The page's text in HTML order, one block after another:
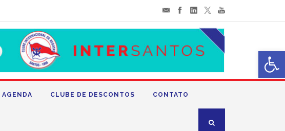
AGENDA CLUBE DE DESCONTOS CONTATO
Abrir